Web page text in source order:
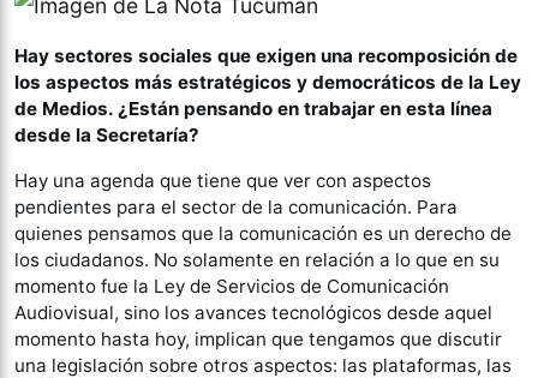
Hay sectores sociales que exigen una recomposición de
los aspectos más estratégicos y democráticos de la Ley
de Medios. ¿Están pensando en trabajar en esta línea
desde la Secretaría?
Hay una agenda que tiene que ver con aspectos
pendientes para el sector de la comunicación. Para
quienes pensamos que la comunicación es un derecho de
los ciudadanos. No solamente en relación a lo que en su
momento fue la Ley de Servicios de Comunicación
Audiovisual, sino los avances tecnológicos desde aquel
momento hasta hoy, implican que tengamos que discutir
una legislación sobre otros aspectos: las plataformas, las